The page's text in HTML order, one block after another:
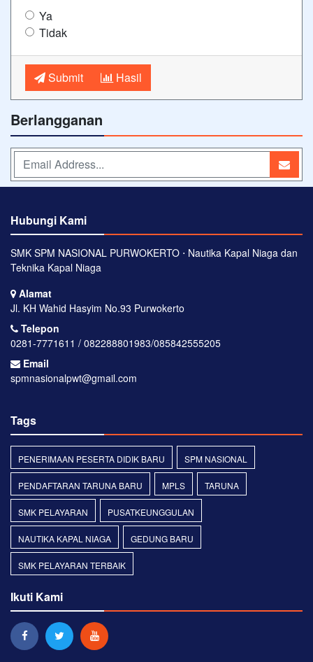
Ya
Tidak
Submit Hasil
Berlangganan
Hubungi Kami
SMK SPM NASIONAL PURWOKERTO ⋅ Nautika Kapal Niaga dan
Teknika Kapal Niaga
Alamat
Jl. KH Wahid Hasyim No.93 Purwokerto
Telepon
0281-7771611 / 082288801983/085842555205
Email
spmnasionalpwt@gmail.com
Tags
PENERIMAAN PESERTA DIDIK BARU SPM NASIONAL
PENDAFTARAN TARUNA BARU MPLS TARUNA
SMK PELAYARAN PUSATKEUNGGULAN
NAUTIKA KAPAL NIAGA GEDUNG BARU
SMK PELAYARAN TERBAIK
Ikuti Kami